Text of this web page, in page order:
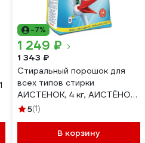
-7%
1 249 ₽
1 343 ₽
Стиральный порошок для
всех типов стирки
АИСТЕНОК, 4 кг, АИСТЁНОК,
бесфосфатный 604880
5(1)
В корзину